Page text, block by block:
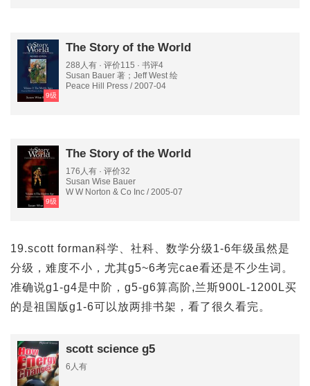
9级
The Story of the World
288人有 · 评价115 · 书评4
Susan Bauer 著；Jeff West 绘
Peace Hill Press / 2007-04
9级
The Story of the World
176人有 · 评价32
Susan Wise Bauer
W W Norton & Co Inc / 2005-07
19.scott forman科学、社科、数学分级1-6年级虽然是
分级，难度不小，尤其g5~6考完cae看还是不少生词。
准确说g1-g4是中阶，g5-g6算高阶,兰斯900L-1200L买
的是祖国版g1-6可以放两排书架，看了很久看完。
scott science g5
6人有